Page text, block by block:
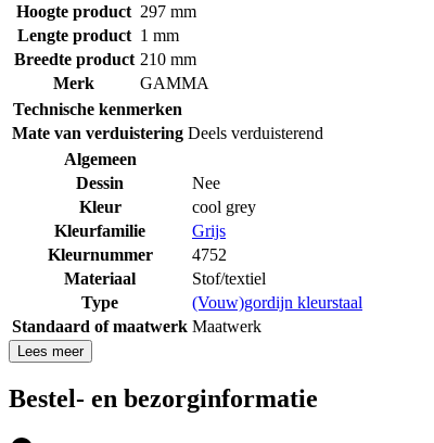
Hoogte product 297 mm
Lengte product 1 mm
Breedte product 210 mm
Merk
GAMMA
Technische kenmerken
Mate van verduistering Deels verduisterend
Algemeen
Dessin
Nee
Kleur
cool grey
Kleurfamilie
Grijs
Kleurnummer
4752
Materiaal
Stof/textiel
Type
(Vouw)gordijn kleurstaal
Standaard of maatwerk Maatwerk
Lees meer
Bestel- en bezorginformatie